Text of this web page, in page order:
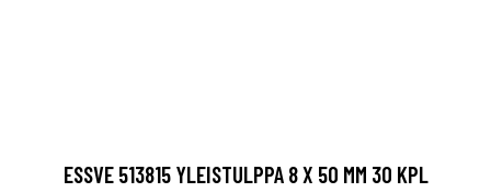
ESSVE 513815 YLEISTULPPA 8 X 50 MM 30 KPL